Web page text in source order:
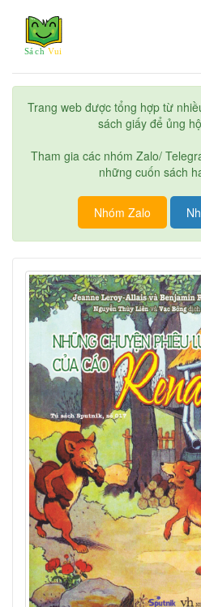
Trang web được tổng hợp từ
sách giấy để ủng
Tham gia các nhóm Zalo/
những cuốn sách
Nhóm Zalo